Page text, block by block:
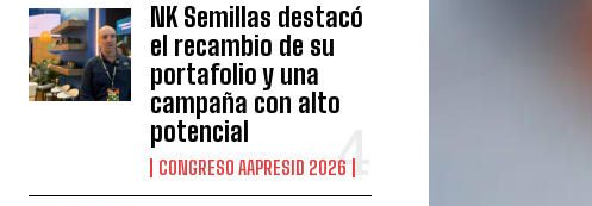
NK Semillas destacó
el recambio de su
portafolio y una
campaña con alto
potencial
CONGRESO AAPRESID 2026